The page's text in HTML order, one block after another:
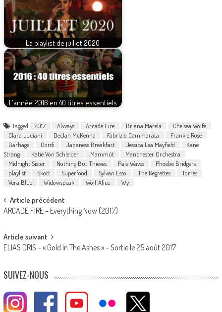
La playlist de juillet 2020
L'année 2016 en 40 titres essentiels
Tagged 2017 Alvvays Arcade Fire Briana Marela
Chelsea Wolfe
Clara Luciani
Declan McKenna Fabrizio Cammarata
Frankie Rose
Garbage
Gordi Japanese Breakfast Jessica Lea Mayfield
Kane
Strang
Katie Von Schleider Mammút
Manchester Orchestra
Midnight Sister
Nothing But Thieves Pale Waves
Phoebe Bridgers
playlist
Skott Superfood Sylvan Esso The Regrettes
Torres
Vera Blue
Widowspeak Wolf Alice Wy
Post
navigation
Article précédent
ARCADE FIRE – Everything Now (2017)
Article suivant
ELIAS DRIS – « Gold In The Ashes » – Sortie le 25 août 2017
SUIVEZ-NOUS